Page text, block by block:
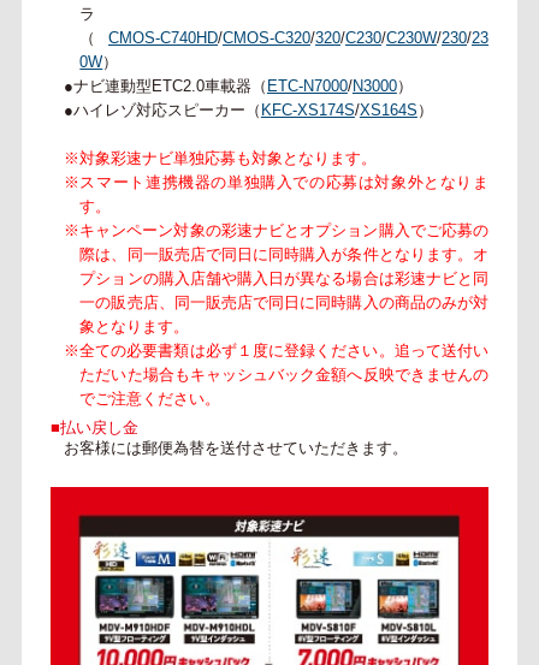
ラ
（CMOS-C740HD/CMOS-C320/320/C230/C230W/230/23
0W）
●ナビ連動型ETC2.0車載器（ ETC-N7000/N3000）
●ハイレゾ対応スピーカー（ KFC-XS174S/XS164S ）
※対象彩速ナビ単独応募も対象となります。
※スマート連携機器の単独購入での応募は対象外となりま
す。
※キャンペーン対象の彩速ナビとオプション購入でご応募の
際は、同一販売店で同日に同時購入が条件となります。オ
プションの購入店舗や購入日が異なる場合は彩速ナビと同
一の販売店、同一販売店で同日に同時購入の商品のみが対
象となります。
※全ての必要書類は必ず１度に登録ください。追って送付い
ただいた場合もキャッシュバック金額へ反映できませんの
でご注意ください。
■払い戻し金
お客様には郵便為替を送付させていただきます。